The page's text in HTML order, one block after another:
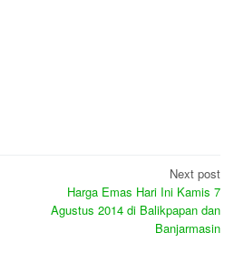
Next post
Harga Emas Hari Ini Kamis 7
Agustus 2014 di Balikpapan dan
Banjarmasin